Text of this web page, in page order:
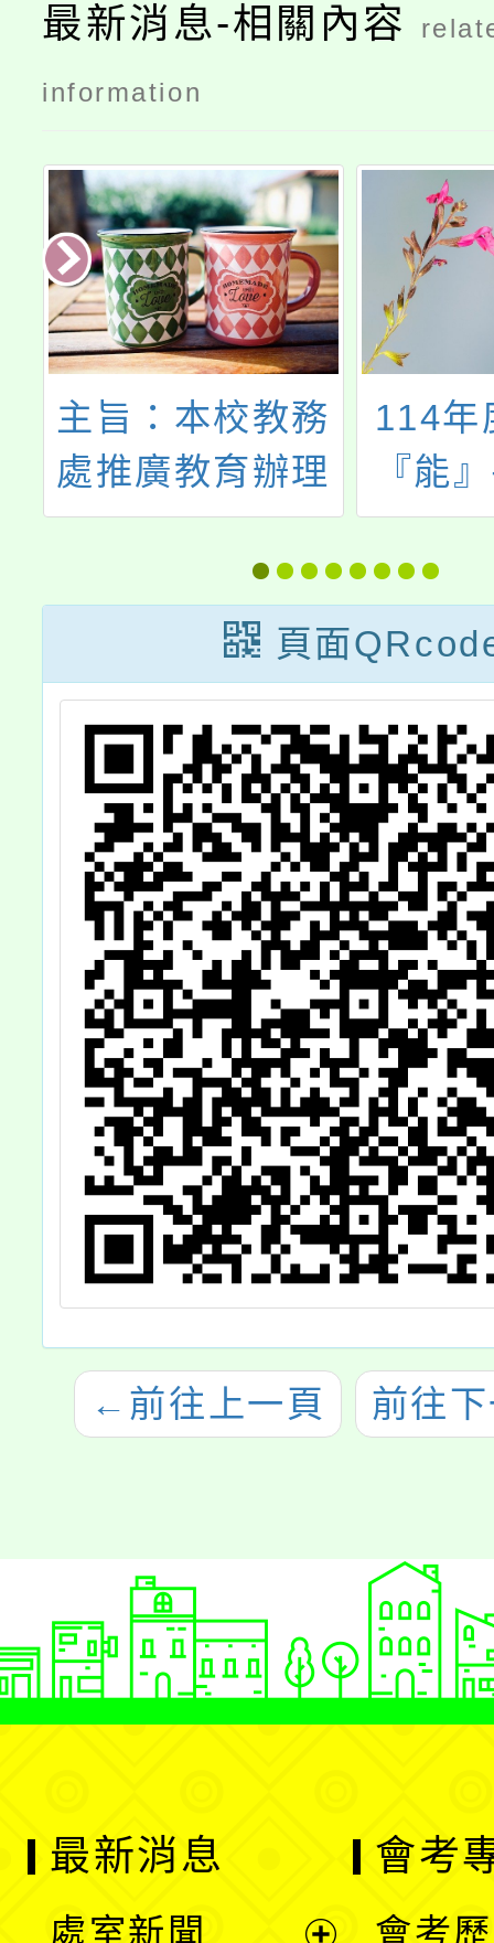
最新消息-相關內容
information
主旨：本校教務
處推廣教育辦理
「2026夏令
營」，敬請協助
公告於貴校網
站，並鼓勵所屬
學生踴躍參與，
請查照。
114年
『能
源創
頁面
← 前往上一頁 前往
最新消息
處室新聞
會考
會考